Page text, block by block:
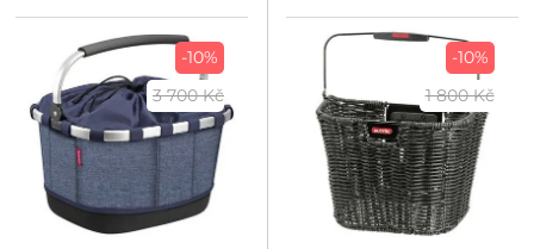
-10%
3 700 Kč
-10%
1 800 Kč